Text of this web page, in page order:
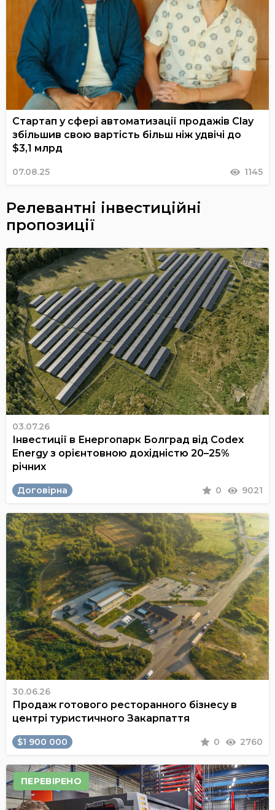
Стартап у сфері автоматизації продажів Clay
збільшив свою вартість більш ніж удвічі до
$3,1 млрд
07.08.25 1145
Релевантні інвестиційні
пропозиції
03.07.26
Інвестиції в Енергопарк Болград від Codex
Energy з орієнтовною дохідністю 20–25%
річних
Договірна 0 9021
30.06.26
Продаж готового ресторанного бізнесу в
центрі туристичного Закарпаття
$1 900 000 0 2760
ПЕРЕВІРЕНО